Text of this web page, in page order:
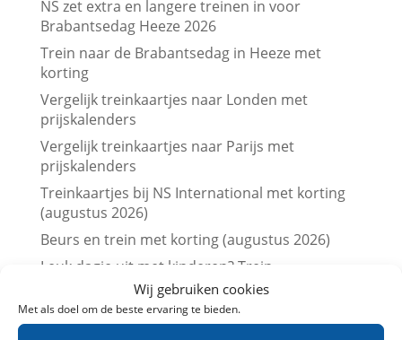
Wij gebruiken cookies
Met als doel om de beste ervaring te bieden.
NS zet extra en langere treinen in voor
Brabantsedag Heeze 2026
Trein naar de Brabantsedag in Heeze met
korting
Vergelijk treinkaartjes naar Londen met
prijskalenders
Vergelijk treinkaartjes naar Parijs met
prijskalenders
Treinkaartjes bij NS International met korting
(augustus 2026)
Beurs en trein met korting (augustus 2026)
Leuk dagje uit met kinderen? Trein
aanbiedingen in Augustus 2026
Museum met korting (augustus 2026)